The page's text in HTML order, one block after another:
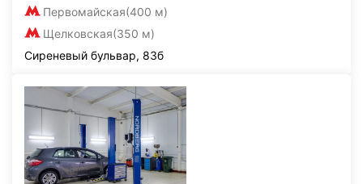
Первомайская(400 м)
Щелковская(350 м)
Сиреневый бульвар, 83б